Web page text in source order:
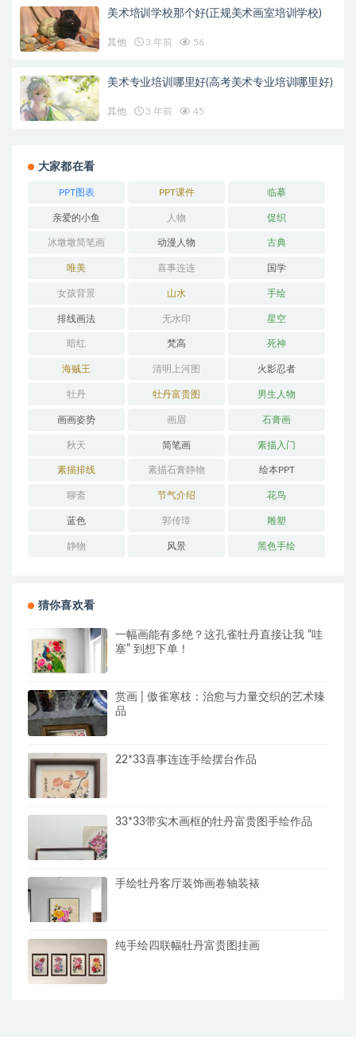
美术培训学校那个好(正规美术画室培训学校)
其他 3 年前 56
美术专业培训哪里好(高考美术专业培训哪里好)
其他 3 年前 45
大家都在看
PPT图表 PPT课件 临摹
亲爱的小鱼 人物 促织
冰墩墩简笔画 动漫人物 古典
唯美 喜事连连 国学
女孩背景 山水 手绘
排线画法 无水印 星空
暗红 梵高 死神
海贼王 清明上河图 火影忍者
牡丹 牡丹富贵图 男生人物
画画姿势 画眉 石膏画
秋天 简笔画 素描入门
素描排线 素描石膏静物 绘本PPT
聊斋 节气介绍 花鸟
蓝色 郭传璋 雕塑
静物 风景 黑色手绘
猜你喜欢看
一幅画能有多绝？这孔雀牡丹直接让我 “哇
塞” 到想下单！
赏画 | 傲雀寒枝：治愈与力量交织的艺术臻
品
22*33喜事连连手绘摆台作品
33*33带实木画框的牡丹富贵图手绘作品
手绘牡丹客厅装饰画卷轴装裱
纯手绘四联幅牡丹富贵图挂画